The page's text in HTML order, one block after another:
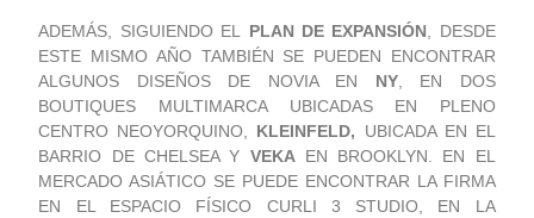
ADEMÁS, SIGUIENDO EL PLAN DE EXPANSIÓN , DESDE
ESTE MISMO AÑO TAMBIÉN SE PUEDEN ENCONTRAR
ALGUNOS DISEÑOS DE NOVIA EN NY, EN DOS
BOUTIQUES MULTIMARCA UBICADAS EN PLENO
CENTRO NEOYORQUINO, KLEINFELD, UBICADA EN EL
BARRIO DE CHELSEA Y VEKAEN BROOKLYN. EN EL
MERCADO ASIÁTICO SE PUEDE ENCONTRAR LA FIRMA
EN EL ESPACIO FÍSICO CURLI 3 STUDIO, EN LA